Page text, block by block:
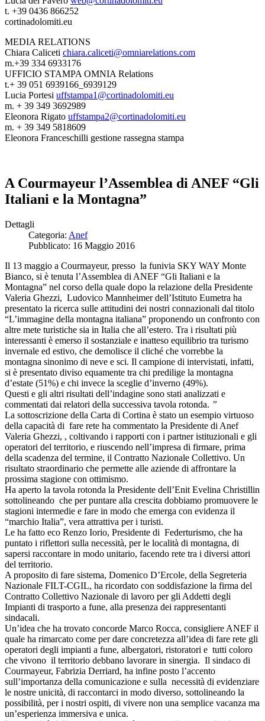
t. +39 0436 866252
cortinadolomiti.eu
MEDIA RELATIONS
Chiara Caliceti chiara.caliceti@omniarelations.com
m.+39 334 6933176
UFFICIO STAMPA OMNIA Relations
t.+ 39 051 6939166_6939129
Lucia Portesi uffstampa1@cortinadolomiti.eu
m. + 39 349 3692989
Eleonora Rigato uffstampa2@cortinadolomiti.eu
m. + 39 349 5818609
Eleonora Franceschilli gestione rassegna stampa
A Courmayeur l’Assemblea di ANEF “Gli
Italiani e la Montagna”
Dettagli
Categoria: Anef
Pubblicato: 16 Maggio 2016
Il 13 maggio a Courmayeur, presso la funivia SKY WAY Monte
Bianco, si è tenuta l’Assemblea di ANEF “Gli Italiani e la
Montagna” nel corso della quale dopo la relazione della Presidente
Valeria Ghezzi, Ludovico Mannheimer dell’Istituto Eumetra ha
presentato la ricerca sulle attitudini dei nostri connazionali dal titolo
“L’immagine della montagna italiana” proponendo un confronto con
altre mete turistiche sia in Italia che all’estero. Tra i risultati più
interessanti è emerso il sostanziale e inatteso equilibrio tra turismo
invernale ed estivo, che demolisce il cliché che vorrebbe la
montagna sinonimo di neve e sci. Il campione di intervistati, infatti,
si è presentato diviso equamente tra chi predilige la montagna
d’estate (51%) e chi invece la sceglie d’inverno (49%).
Questi e gli altri risultati dell’indagine sono stati analizzati e
commentati dai relatori della successiva tavola rotonda. ”
La sottoscrizione della Carta di Cortina è stato un esempio virtuoso
della capacità di fare rete ha commentato la Presidente di Anef
Valeria Ghezzi, , coltivando i rapporti con i partner istituzionali e gli
operatori del territorio, e riuscendo nell’impresa di firmare, prima
della scadenza del termine, il Contratto Nazionale Collettivo. Un
risultato straordinario che permette alle aziende di affrontare la
prossima stagione con ottimismo.
Ha aperto la tavola rotonda la Presidente dell’Enit Evelina Christillin
sottolineando che per puntare alla crescita dobbiamo promuovere le
stagioni intermedie e fare in modo che emerga con evidenza il
“marchio Italia”, vera attrattiva per i turisti.
Le ha fatto eco Renzo Iorio, Presidente di Federturismo, che ha
puntato i riflettori sulla necessità, per le località di montagna, di
sapersi raccontare in modo unitario, facendo rete tra i diversi attori
del territorio.
A proposito di fare sistema, Domenico D’Ercole, della Segreteria
Nazionale FILT-CGIL, ha ricordato con soddisfazione la firma del
Contratto Collettivo Nazionale di lavoro per gli Addetti degli
Impianti di trasporto a fune, alla presenza dei rappresentanti
sindacali.
Un’idea che ha trovato concorde Marco Rocca, consigliere ANEF il
quale ha rimarcato come per dare concretezza all’idea di fare rete gli
operatori degli impianti a fune, albergatori, ristoratori e tutti coloro
che vivono il territorio debbano lavorare in sinergia. Il sindaco di
Courmayeur, Fabrizia Derriard, ha infine posto l’accento
sull’importanza della comunicazione e sulla necessità di evidenziare
le nostre unicità, di raccontarci in modo diverso, sottolineando la
possibilità, per i nostri ospiti, di vivere non una semplice vacanza ma
un’esperienza immersiva e unica.